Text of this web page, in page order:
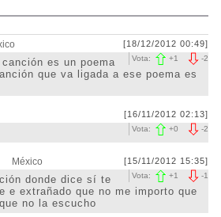
[18/12/2012 00:49]
-2
Vota: +1
es un poema
que va ligada a ese poema es
[16/11/2012 02:13]
-2
Vota: +0
México [15/11/2012 15:35]
-1
Vota: +1
donde dice sí te
e extrañado que no me importo que
no la escucho